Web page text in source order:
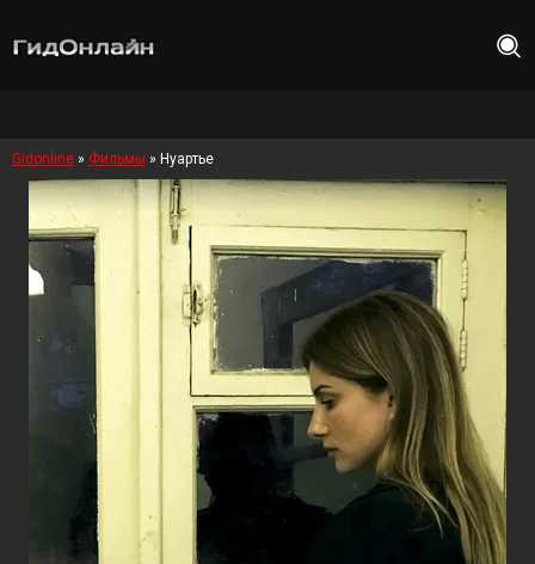
Gidonline » Фильмы » Нуартье